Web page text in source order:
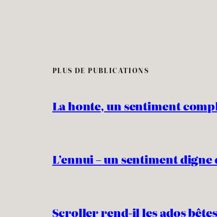
PLUS DE PUBLICATIONS
La honte, un sentiment
L’ennui – un sentiment
Scroller rend-il les ados